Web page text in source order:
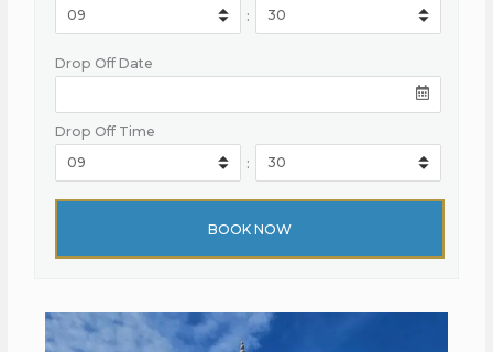
:
Drop Off Date
Drop Off Time
: